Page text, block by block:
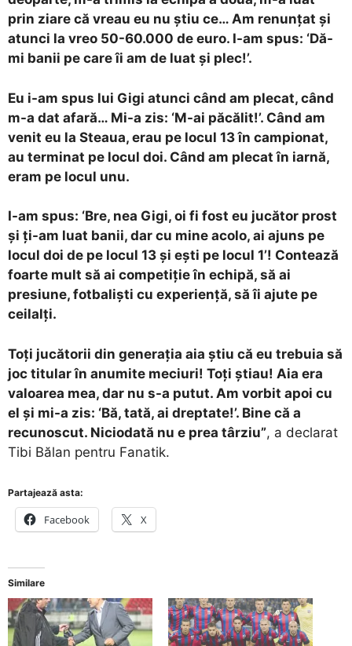
prin ziare că vreau eu nu știu ce… Am renunțat și
atunci la vreo 50-60.000 de euro. I-am spus: ‘Dă-
mi banii pe care îi am de luat și plec!’.
Eu i-am spus lui Gigi atunci când am plecat, când
m-a dat afară… Mi-a zis: ‘M-ai păcălit!’. Când am
venit eu la Steaua, erau pe locul 13 în campionat,
au terminat pe locul doi. Când am plecat în iarnă,
eram pe locul unu.
I-am spus: ‘Bre, nea Gigi, oi fi fost eu jucător prost
și ți-am luat banii, dar cu mine acolo, ai ajuns pe
locul doi de pe locul 13 și ești pe locul 1’! Contează
foarte mult să ai competiție în echipă, să ai
presiune, fotbaliști cu experiență, să îi ajute pe
ceilalți.
Toți jucătorii din generația aia știu că eu trebuia să
joc titular în anumite meciuri! Toți știau! Aia era
valoarea mea, dar nu s-a putut. Am vorbit apoi cu
el și mi-a zis: ‘Bă, tată, ai dreptate!’. Bine că a
recunoscut. Niciodată nu e prea târziu”, a declarat
Tibi Bălan pentru Fanatik.
Partajează asta:
Facebook X
Similare